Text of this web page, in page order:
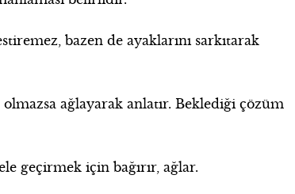
bazen de ayaklarını sarkıtarak
ağlayarak anlatır. Beklediği çözüm
geçirmek için bağırır, ağlar.